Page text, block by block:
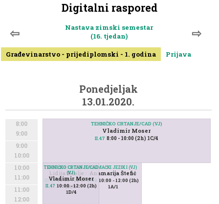
Digitalni raspored
⇦
Nastava zimski semestar
(16. tjedan)
⇨
Građevinarstvo - prijediplomski - 1. godina Prijava
Ponedjeljak
13.01.2020.
8:00
9:00
9:00
10:00
10:00
11:00
11:00
12:00
TEHNIČKO CRTANJE/CAD (VJ)
Vladimir Moser
II.47 8:00 - 10:00 (2h) 1C/4
ENGLESKI JEZIK I (VJ)
Lidija Kraljević
III.47 10:00 - 12:00 (2h)
1A/3
NJEMAČKI JEZIK I (VJ)
Anamarija Štefić
II.50 10:00 - 12:00 (2h)
1A/1
TEHNIČKO CRTANJE/CAD
(VJ)
Vladimir Moser
II.47 10:00 - 12:00 (2h)
1D/4